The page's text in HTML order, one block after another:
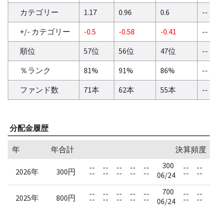
カテゴリー
1.17 0.96 0.6
--
+/- カテゴリー
-0.5 -0.58 -0.41
--
順位
57位 56位 47位
--
％ランク
81% 91% 86%
--
ファンド数
71本 62本 55本 --
分配金履歴
年 年合計 決算頻度：
2026年 300円 --
--
--
--
--
--
--
--
--
--
300
06/24
--
--
--
--
2025年 800円 --
--
--
--
--
--
--
--
--
--
700
06/24
--
--
--
--